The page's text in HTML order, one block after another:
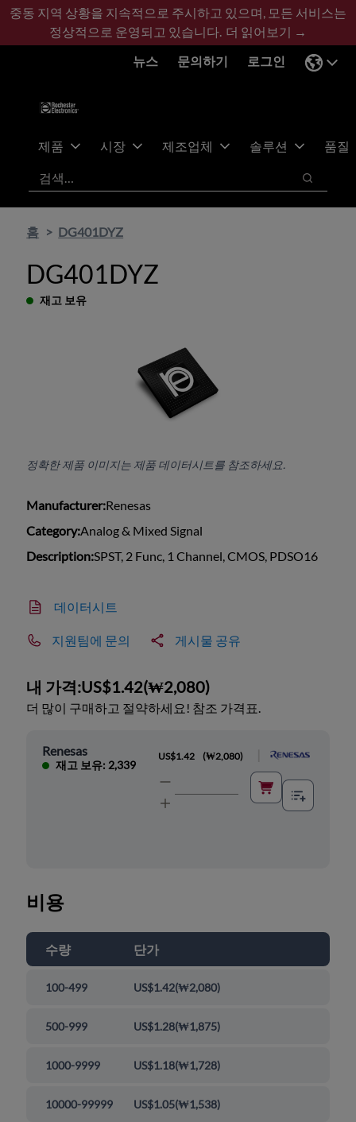
기
콘
바
글
중동 지역 상황을 지속적으로 주시하고 있으며, 모든 서비스는
정상적으로 운영되고 있습니다. 더 읽어보기 →
뉴스
문의하기 로그인
제품 시장 제조업체 솔루션
품질
검색
검색
홈 DG401DYZ
DG401DYZ
재고 보유
정확한 제품 이미지는 제품 데이터시트를 참조하세요.
Manufacturer:Renesas
Category:Analog & Mixed Signal
Description:SPST, 2 Func, 1 Channel, CMOS, PDSO16
데이터시트
지원팀에 문의 게시물 공유
내 가격:US$1.42(₩2,080)
더 많이 구매하고 절약하세요! 참조 가격표.
Renesas
재고 보유: 2,339
US$1.42 (₩2,080)
비용
수량 단가
100-499 US$1.42(₩2,080)
500-999 US$1.28(₩1,875)
1000-9999 US$1.18(₩1,728)
10000-99999 US$1.05(₩1,538)